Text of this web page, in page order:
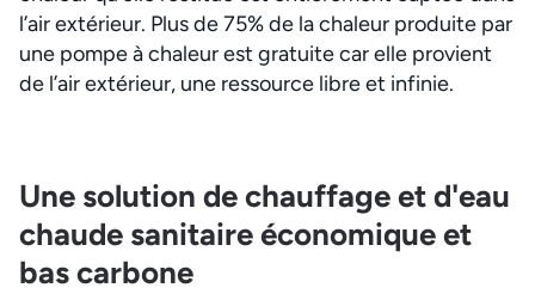
l’air extérieur. Plus de 75% de la chaleur produite par
une pompe à chaleur est gratuite car elle provient
de l’air extérieur, une ressource libre et infinie.
Une solution de chauffage et d'eau
chaude sanitaire économique et
bas carbone